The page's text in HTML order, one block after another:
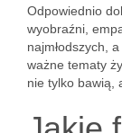
Odpowiednio
wyobraźni,
najmłodszych,
ważne tematy
nie tylko bawią,